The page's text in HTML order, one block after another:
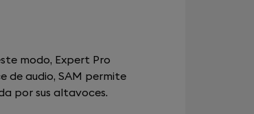
modo, Expert Pro
de audio, SAM permite
por sus altavoces.